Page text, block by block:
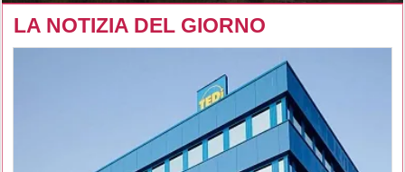
LA NOTIZIA DEL GIORNO